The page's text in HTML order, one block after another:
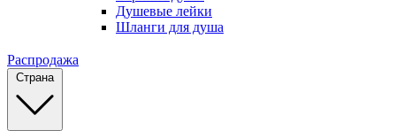
Душевые лейки
Шланги для душа
Распродажа
Страна